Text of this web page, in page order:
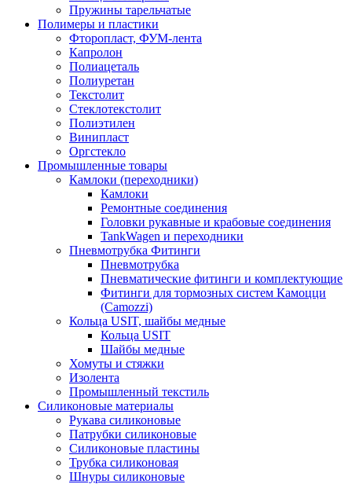
Пружины тарельчатые
Полимеры и пластики
Фторопласт, ФУМ-лента
Капролон
Полиацеталь
Полиуретан
Текстолит
Стеклотекстолит
Полиэтилен
Винипласт
Оргстекло
Промышленные товары
Камлоки (переходники)
Камлоки
Ремонтные соединения
Головки рукавные и крабовые соединения
TankWagen и переходники
Пневмотрубка Фитинги
Пневмотрубка
Пневматические фитинги и комплектующие
Фитинги для тормозных систем Камоцци
(Camozzi)
Кольца USIT, шайбы медные
Кольца USIT
Шайбы медные
Хомуты и стяжки
Изолента
Промышленный текстиль
Силиконовые материалы
Рукава силиконовые
Патрубки силиконовые
Силиконовые пластины
Трубка силиконовая
Шнуры силиконовые